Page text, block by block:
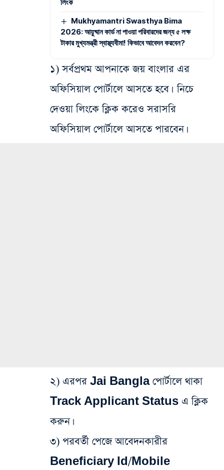
লিংক
Mukhyamantri Swasthya Bima
2026: আয়ুষ্মান কার্ড না পাওয়া পরিবারদের জন্য ৫ লক্ষ
টাকার মুখ্যমন্ত্রী স্বাস্থ্যবীমা! কিভাবে আবেদন করবেন?
১) সর্বপ্রথম আপনাকে জয় বাংলার এর
অফিসিয়াল পোর্টালে আসতে হবে। নিচে
দেওয়া লিংকে ক্লিক করেও সরাসরি
অফিসিয়াল পোর্টালে আসতে পারবেন।
২) এরপর Jai Bangla পোর্টালে থাকা
Track Applicant Status এ ক্লিক
করুন।
৩) পরবর্তী পেজে আবেদনকারীর
Beneficiary Id/Mobile